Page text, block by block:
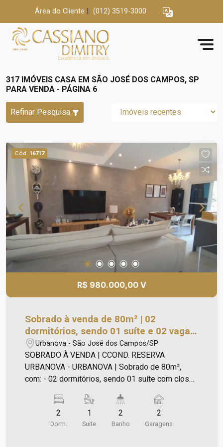
Área do Cliente (012) 3519-3000
317 IMÓVEIS CASA EM SÃO JOSÉ DOS CAMPOS, SP
PARA VENDA - PÁGINA 6
Refinar Pesquisa
Cód. 16717
R$ 980.000,00 V
Sobrado à venda de 80m² | 02
dormitórios, sendo 01 suíte e 02 vagas
de garagem | Condomínio Reserva
Urbanova - Urbanova | São José dos
Campos |
Urbanova - São José dos Campos/SP
SOBRADO À VENDA | CCOND. RESERVA
URBANOVA - URBANOVA | Sobrado de 80m²,
com: - 02 dormitórios, sendo 01 suíte com closet
ar-condicionado em conceito aberto; - Lavabo; -
Cozinha planejada com cooktop e forno elétrico; -
Área de serviço; - Pequeno quintal; - 02 vagas de
2
Dorm.
1
Suite
2
Banho
2
Garagens